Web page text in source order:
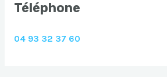
Téléphone
04 93 32 37 60